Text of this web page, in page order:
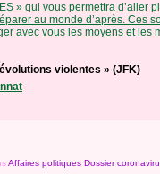
» qui vous permettra d’aller
au monde d’après. Ces
avec vous les moyens et les
violentes » (JFK)
Affaires politiques Dossier